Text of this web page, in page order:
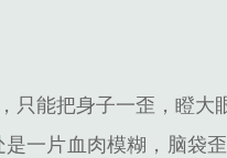
能把身子一歪，瞪大
一片血肉模糊，脑袋